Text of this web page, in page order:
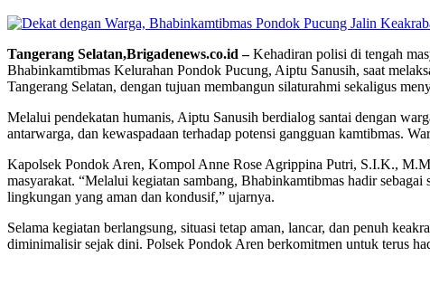
Tangerang Selatan,Brigadenews.co.id –Kehadiran polisi di tengah
Bhabinkamtibmas Kelurahan Pondok Pucung, Aiptu Sanusih, saat
Tangerang Selatan, dengan tujuan membangun silaturahmi sekaligus
Melalui pendekatan humanis, Aiptu Sanusih berdialog santai dengan
antarwarga, dan kewaspadaan terhadap potensi gangguan kamtibmas.
Kapolsek Pondok Aren, Kompol Anne Rose Agrippina Putri, S.I.K.,
masyarakat. “Melalui kegiatan sambang, Bhabinkamtibmas hadir
lingkungan yang aman dan kondusif,” ujarnya.
Selama kegiatan berlangsung, situasi tetap aman, lancar, dan penuh
diminimalisir sejak dini. Polsek Pondok Aren berkomitmen untuk terus